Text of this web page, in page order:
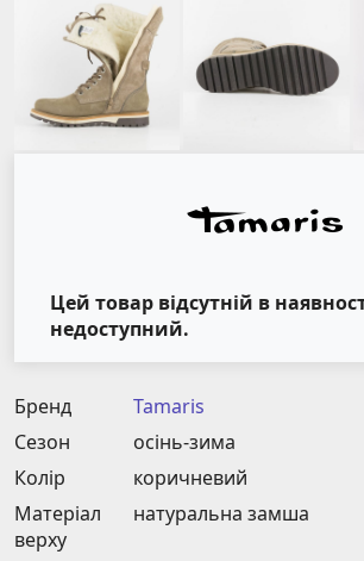
Цей товар відсутній в
недоступний.
Бренд
Tamaris
Сезон
осінь-зима
Колір
коричневий
Матеріал
верху
натуральна замша